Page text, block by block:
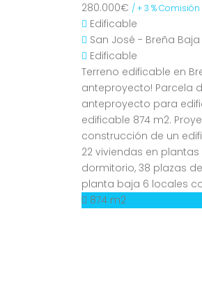
280.000€ / + 3 %
Edificable
San José - Breña Baja
Edificable
Terreno edificable en
anteproyecto! Parcela
anteproyecto para
edificable 874 m2.
construcción de un
22 viviendas en plantas
dormitorio, 38 plazas
planta baja 6 locales
874 m2